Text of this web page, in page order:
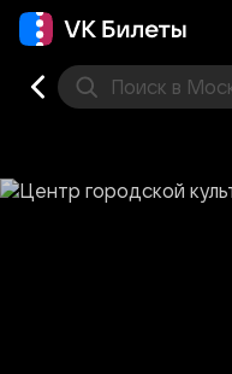
Поиск в